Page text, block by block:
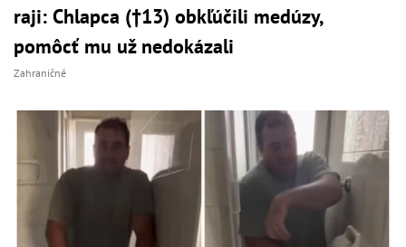
raji: Chlapca (†13) obkľúčili medúzy,
pomôcť mu už nedokázali
Zahraničné